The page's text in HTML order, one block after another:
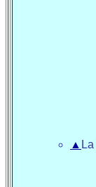
▲ La